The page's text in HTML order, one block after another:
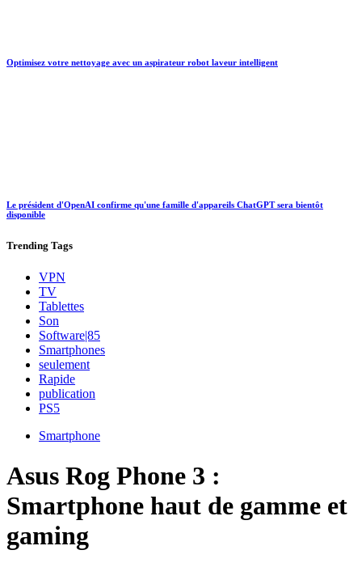
Optimisez votre nettoyage avec un aspirateur robot laveur intelligent
Le président d'OpenAI confirme qu'une famille d'appareils ChatGPT sera bientôt
disponible
Trending Tags
VPN
TV
Tablettes
Son
Software|85
Smartphones
seulement
Rapide
publication
PS5
Smartphone
Asus Rog Phone 3 :
Smartphone haut de gamme et
gaming